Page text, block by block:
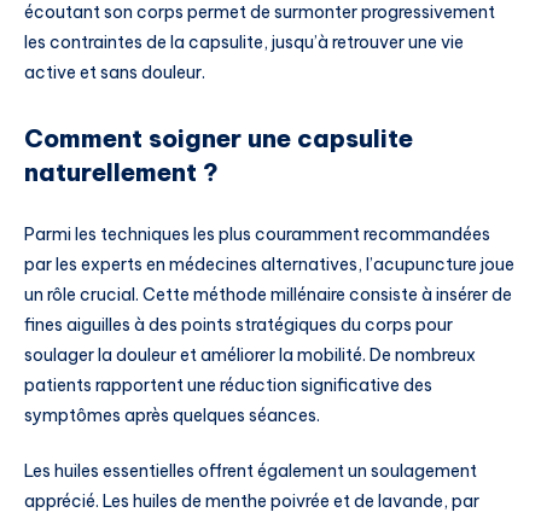
écoutant son corps permet de surmonter progressivement
les contraintes de la capsulite, jusqu’à retrouver une vie
active et sans douleur.
Comment soigner une capsulite
naturellement ?
Parmi les techniques les plus couramment recommandées
par les experts en médecines alternatives, l’acupuncture joue
un rôle crucial. Cette méthode millénaire consiste à insérer de
fines aiguilles à des points stratégiques du corps pour
soulager la douleur et améliorer la mobilité. De nombreux
patients rapportent une réduction significative des
symptômes après quelques séances.
Les huiles essentielles offrent également un soulagement
apprécié. Les huiles de menthe poivrée et de lavande, par